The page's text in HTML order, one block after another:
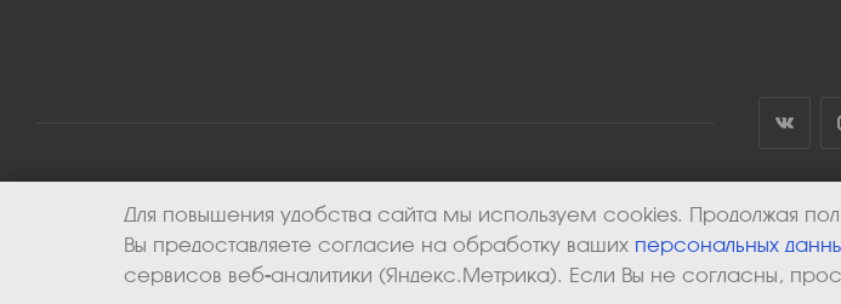
2026 © ООО «Апекс-энерго». Все права защищены.
Для повышения удобства сайта мы используем cookies. Продолжая
Вы предоставляете согласие на обработку ваших персональных
сервисов веб-аналитики (Яндекс.Метрика). Если Вы не согласны,